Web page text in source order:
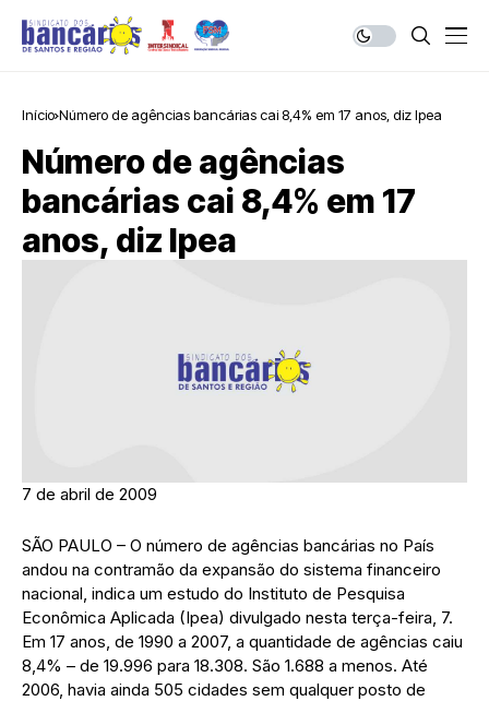
Início Número de agências bancárias cai 8,4% em 17 anos, diz Ipea
Número de agências
bancárias cai 8,4% em 17
anos, diz Ipea
7 de abril de 2009
SÃO PAULO – O número de agências bancárias no País
andou na contramão da expansão do sistema financeiro
nacional, indica um estudo do Instituto de Pesquisa
Econômica Aplicada (Ipea) divulgado nesta terça-feira, 7.
Em 17 anos, de 1990 a 2007, a quantidade de agências caiu
8,4% – de 19.996 para 18.308. São 1.688 a menos. Até
2006, havia ainda 505 cidades sem qualquer posto de